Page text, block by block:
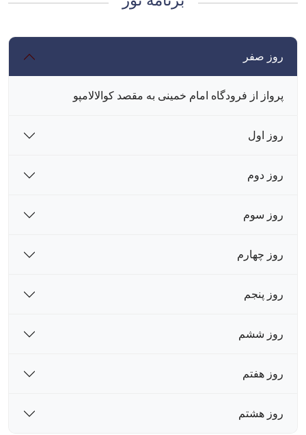
روز صفر
پرواز از فرودگاه امام خمینی به مقصد کوالالامپو
روز اول
روز دوم
روز سوم
روز چهارم
روز پنجم
روز ششم
روز هفتم
روز هشتم